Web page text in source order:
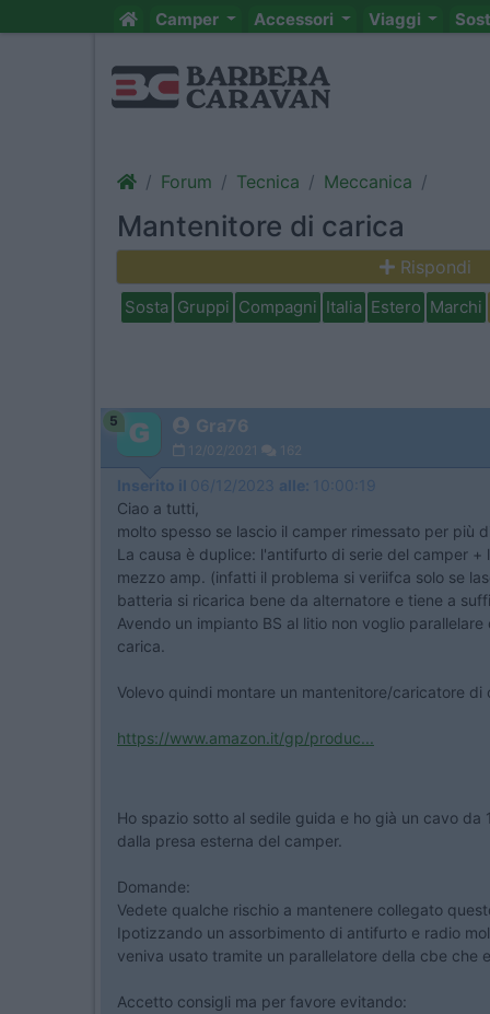
Camper Accessori Viaggi
Forum Tecnica Meccanica
Mantenitore di carica
Rispondi
Sosta Gruppi Compagni Italia Estero Marchi
5 Gra76
12/02/2021 162
Inserito il 06/12/2023 alle: 10:00:19
Ciao a tutti,
molto spesso se lascio il camper rimessato per più
La causa è duplice: l'antifurto di serie del camper
mezzo amp. (infatti il problema si veriifca solo se
batteria si ricarica bene da alternatore e tiene a
Avendo un impianto BS al litio non voglio
carica.
Volevo quindi montare un mantenitore/caricatore di
https://www.amazon.it/gp/produc...
Ho spazio sotto al sedile guida e ho già un cavo
dalla presa esterna del camper.
Domande:
Vedete qualche rischio a mantenere collegato
Ipotizzando un assorbimento di antifurto e radio
veniva usato tramite un parallelatore della cbe che
Accetto consigli ma per favore evitando: